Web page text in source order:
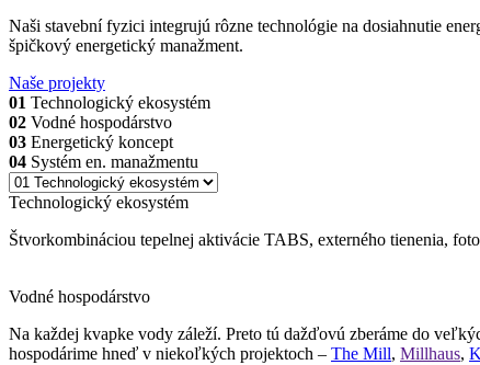
Naši stavební fyzici integrujú rôzne technológie na dosiahnutie
špičkový energetický manažment.
Naše projekty
01 Technologický ekosystém
02 Vodné hospodárstvo
03 Energetický koncept
04 Systém en. manažmentu
Technologický ekosystém
Štvorkombináciou tepelnej aktivácie TABS, externého tienenia,
Vodné hospodárstvo
Na každej kvapke vody záleží. Preto tú dažďovú zberáme do
hospodárime hneď v niekoľkých projektoch – The Mill, Millhaus,